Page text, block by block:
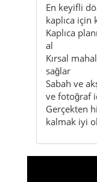
En keyifli
kaplıca için
Kaplıca
al
Kırsal
sağlar
Sabah ve
ve fotoğraf
Gerçekten
kalmak iyi